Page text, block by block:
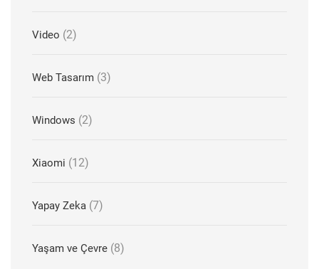
Video (2)
Web Tasarım (3)
Windows (2)
Xiaomi (12)
Yapay Zeka (7)
Yaşam ve Çevre (8)